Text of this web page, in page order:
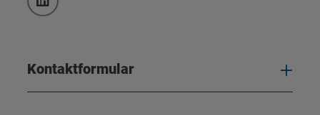
LinkedIn
Kontaktformular